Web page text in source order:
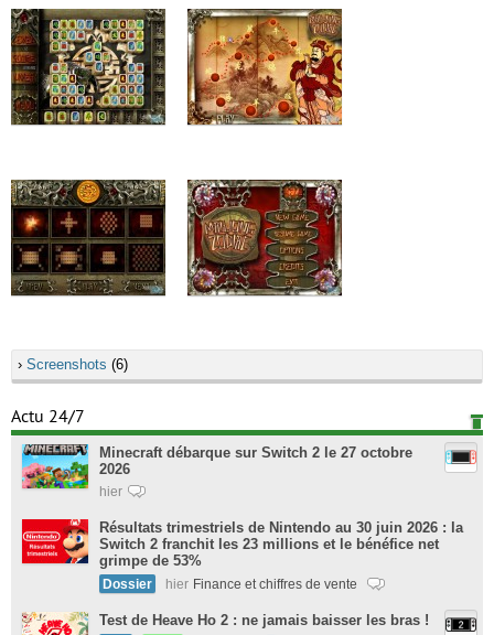
› Screenshots (6)
Actu 24/7
Minecraft débarque sur Switch 2 le 27 octobre
2026
hier
Résultats trimestriels de Nintendo au 30 juin 2026 : la
Switch 2 franchit les 23 millions et le bénéfice net
grimpe de 53%
Dossier hier Finance et chiffres de vente
Test de Heave Ho 2 : ne jamais baisser les bras !